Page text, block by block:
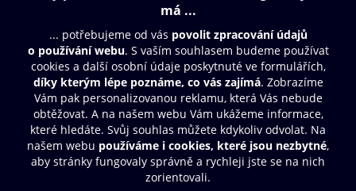
Obsah ke stažení
Moje O2 Knihovna
Další zábava
© O2 Czech Republic a.s.